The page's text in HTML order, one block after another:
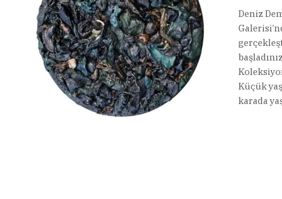
Deniz
Küçük
karada